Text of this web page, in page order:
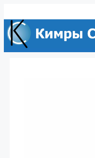
к
содержимому